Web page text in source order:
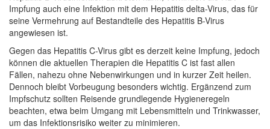
Impfung auch eine Infektion mit dem Hepatitis delta-Virus, das für
seine Vermehrung auf Bestandteile des Hepatitis B-Virus
angewiesen ist.
Gegen das Hepatitis C-Virus gibt es derzeit keine Impfung, jedoch
können die aktuellen Therapien die Hepatitis C ist fast allen
Fällen, nahezu ohne Nebenwirkungen und in kurzer Zeit heilen.
Dennoch bleibt Vorbeugung besonders wichtig. Ergänzend zum
Impfschutz sollten Reisende grundlegende Hygieneregeln
beachten, etwa beim Umgang mit Lebensmitteln und Trinkwasser,
um das Infektionsrisiko weiter zu minimieren.